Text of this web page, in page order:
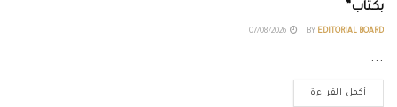
بكتاب”
BY EDITORIAL BOARD
...
أكمل القراءة